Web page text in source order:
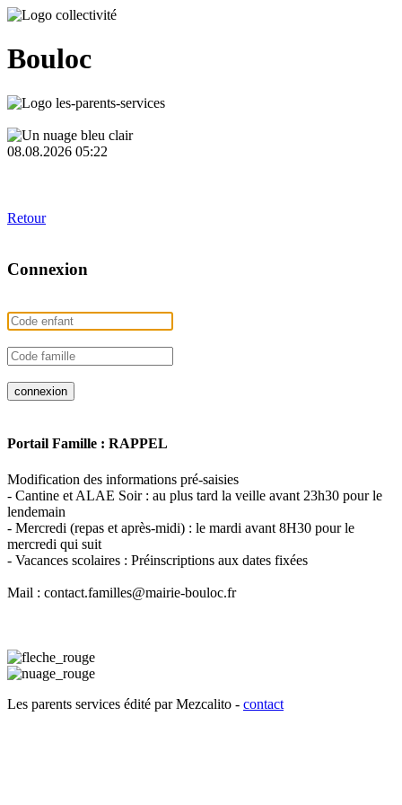
Bouloc
08.08.2026 05:22
Retour
Connexion
Portail Famille : RAPPEL
Modification des informations pré-saisies
- Cantine et ALAE Soir : au plus tard la veille avant 23h30 pour le
lendemain
- Mercredi (repas et après-midi) : le mardi avant 8H30 pour le
mercredi qui suit
- Vacances scolaires : Préinscriptions aux dates fixées
Mail : contact.familles@mairie-bouloc.fr
Les parents services édité par Mezcalito - contact